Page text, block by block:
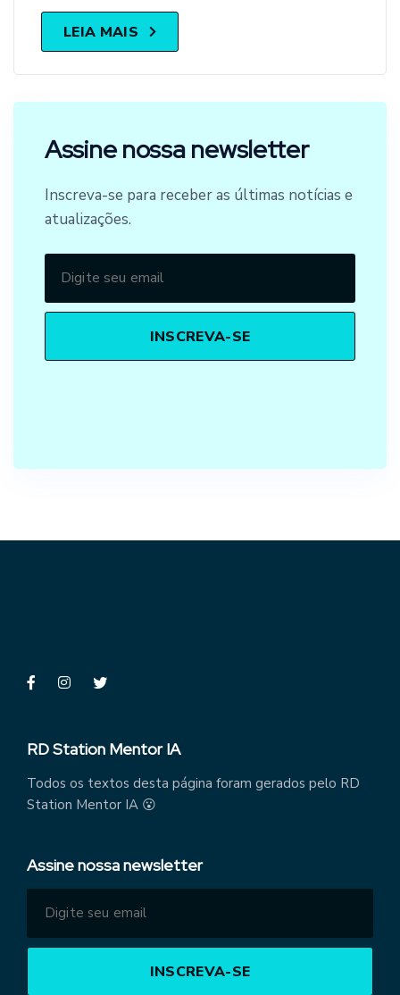
LEIA MAIS
Assine nossa newsletter
Inscreva-se para receber as últimas notícias e
atualizações.
RD Station Mentor IA
Todos os textos desta página foram gerados pelo RD
Station Mentor IA 😮
Assine nossa newsletter